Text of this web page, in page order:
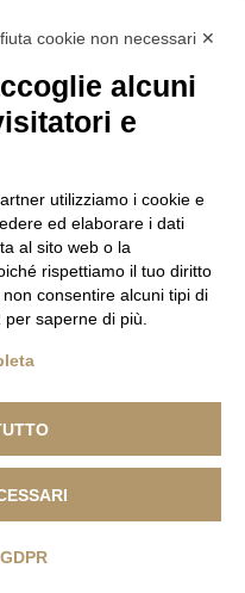
sei e quello che vuoi.
sia il percorso per te.
24 ore.
Come posso aiutarti?
cookie non necessari ✕
alcuni
e
utilizziamo i cookie e
ed elaborare i dati
al sito web o la
rispettiamo il tuo diritto
consentire alcuni tipi di
saperne di più.